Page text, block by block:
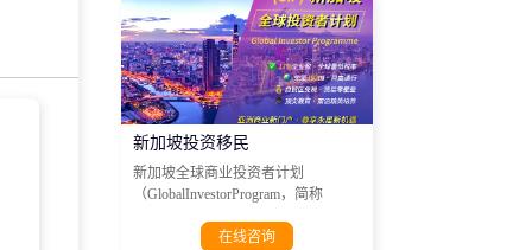
在线咨询
新加坡投资移民
新加坡全球商业投资者计划
（GlobalInvestorProgram，简称
在线咨询